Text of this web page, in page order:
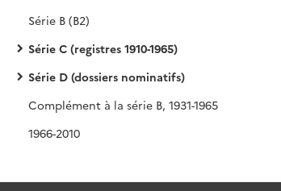
Série B (B2)
Série C (registres 1910-1965)
Série D (dossiers nominatifs)
Complément à la série B, 1931-1965
1966-2010